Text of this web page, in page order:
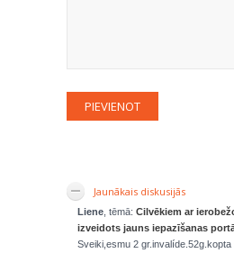
Jaunākais diskusijās
Liene , tēmā: Cilvēkiem ar
izveidots jauns iepazīšanas
Sveiki,esmu 2